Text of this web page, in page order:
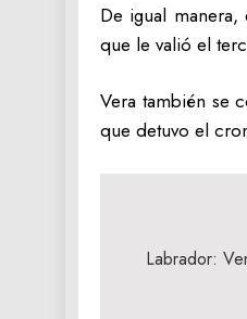
De igual
que le valió el
Vera también se
que detuvo el
deLabrador: